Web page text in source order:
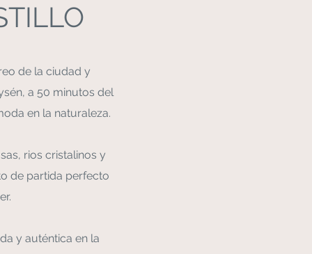
de la ciudad y
a 50 minutos del
en la naturaleza.
rios cristalinos y
de partida perfecto
y auténtica en la